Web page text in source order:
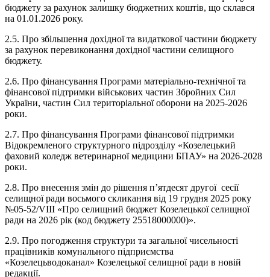
бюджету за рахунок залишку бюджетних коштів, що склався
на 01.01.2026 року.
2.5. Про збільшення дохідної та видаткової частини бюджету
за рахунок перевиконання дохідної частини селищного
бюджету.
2.6. Про фінансування Програми матеріально-технічної та
фінансової підтримки військових частин Збройних Сил
України, частин Сил територіальної оборони на 2025-2026
роки.
2.7. Про фінансування Програми фінансової підтримки
Відокремленого структурного підрозділу «Козелецький
фаховий коледж ветеринарної медицини БПАУ» на 2026-2028
роки.
2.8. Про внесення змін до рішення п’ятдесят другої сесії
селищної ради восьмого скликання від 19 грудня 2025 року
№05-52/VIII «Про селищний бюджет Козелецької селищної
ради на 2026 рік (код бюджету 25518000000)».
2.9. Про погодження структури та загальної чисельності
працівників комунального підприємства
«Козелецьводоканал» Козелецької селищної ради в новій
редакції.